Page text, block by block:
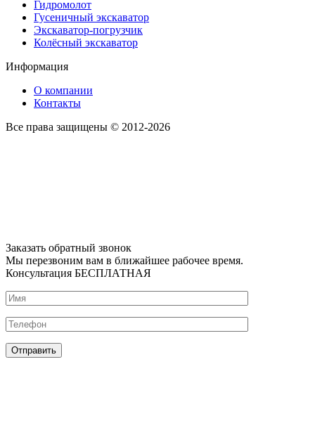
Гидромолот
Гусеничный экскаватор
Экскаватор-погрузчик
Колёсный экскаватор
Информация
О компании
Контакты
Все права защищены © 2012-2026
Заказать обратный звонок
Мы перезвоним вам в ближайшее рабочее время.
Консультация БЕСПЛАТНАЯ